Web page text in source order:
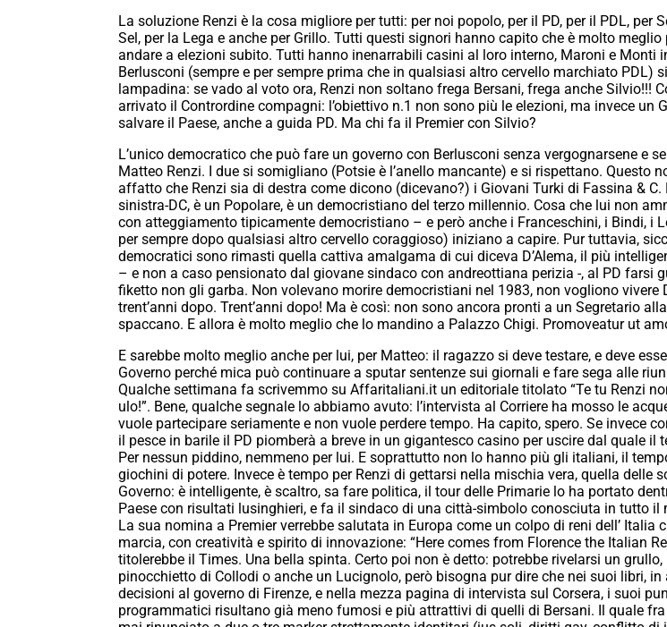
La soluzione Renzi è la cosa migliore per tutti: per noi popolo, per il PD, per il PDL, per
Sel, per la Lega e anche per Grillo. Tutti questi signori hanno capito che è molto meglio
andare a elezioni subito. Tutti hanno inenarrabili casini al loro interno, Maroni e Monti
Berlusconi (sempre e per sempre prima che in qualsiasi altro cervello marchiato PDL)
lampadina: se vado al voto ora, Renzi non soltano frega Bersani, frega anche Silvio!!!
arrivato il Contrordine compagni: l’obiettivo n.1 non sono più le elezioni, ma invece un
salvare il Paese, anche a guida PD. Ma chi fa il Premier con Silvio?
L’unico democratico che può fare un governo con Berlusconi senza vergognarsene e
Matteo Renzi. I due si somigliano (Potsie è l’anello mancante) e si rispettano. Questo
affatto che Renzi sia di destra come dicono (dicevano?) i Giovani Turki di Fassina & C.
sinistra-DC, è un Popolare, è un democristiano del terzo millennio. Cosa che lui non
con atteggiamento tipicamente democristiano – e però anche i Franceschini, i Bindi, i
per sempre dopo qualsiasi altro cervello coraggioso) iniziano a capire. Pur tuttavia,
democratici sono rimasti quella cattiva amalgama di cui diceva D’Alema, il più
– e non a caso pensionato dal giovane sindaco con andreottiana perizia -, al PD farsi
fiketto non gli garba. Non volevano morire democristiani nel 1983, non vogliono vivere
trent’anni dopo. Trent’anni dopo! Ma è così: non sono ancora pronti a un Segretario
spaccano. E allora è molto meglio che lo mandino a Palazzo Chigi. Promoveatur ut
E sarebbe molto meglio anche per lui, per Matteo: il ragazzo si deve testare, e deve
Governo perché mica può continuare a sputar sentenze sui giornali e fare sega alle
Qualche settimana fa scrivemmo su Affaritaliani.it un editoriale titolato “Te tu Renzi
ulo!”. Bene, qualche segnale lo abbiamo avuto: l’intervista al Corriere ha mosso le
vuole partecipare seriamente e non vuole perdere tempo. Ha capito, spero. Se invece
il pesce in barile il PD piomberà a breve in un gigantesco casino per uscire dal quale il
Per nessun piddino, nemmeno per lui. E soprattutto non lo hanno più gli italiani, il
giochini di potere. Invece è tempo per Renzi di gettarsi nella mischia vera, quella delle
Governo: è intelligente, è scaltro, sa fare politica, il tour delle Primarie lo ha portato
Paese con risultati lusinghieri, e fa il sindaco di una città-simbolo conosciuta in tutto il
La sua nomina a Premier verrebbe salutata in Europa come un colpo di reni dell’ Italia
marcia, con creatività e spirito di innovazione: “Here comes from Florence the Italian
titolerebbe il Times. Una bella spinta. Certo poi non è detto: potrebbe rivelarsi un grullo,
pinocchietto di Collodi o anche un Lucignolo, però bisogna pur dire che nei suoi libri, in
decisioni al governo di Firenze, e nella mezza pagina di intervista sul Corsera, i suoi
programmatici risultano già meno fumosi e più attrattivi di quelli di Bersani. Il quale fra